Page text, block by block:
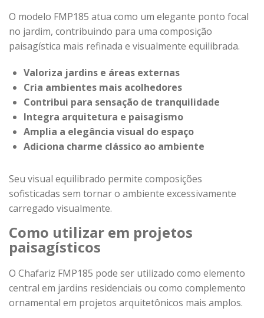
O modelo FMP185 atua como um elegante ponto focal
no jardim, contribuindo para uma composição
paisagística mais refinada e visualmente equilibrada.
Valoriza jardins e áreas externas
Cria ambientes mais acolhedores
Contribui para sensação de tranquilidade
Integra arquitetura e paisagismo
Amplia a elegância visual do espaço
Adiciona charme clássico ao ambiente
Seu visual equilibrado permite composições
sofisticadas sem tornar o ambiente excessivamente
carregado visualmente.
Como utilizar em projetos
paisagísticos
O Chafariz FMP185 pode ser utilizado como elemento
central em jardins residenciais ou como complemento
ornamental em projetos arquitetônicos mais amplos.